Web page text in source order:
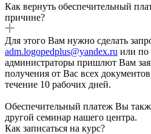
Как вернуть обеспечительный
причине?
Для этого Вам нужно сделать
adm.logopedplus@yandex.ru или по
администраторы пришлют Вам
получения от Вас всех
течение 10 рабочих дней.
Обеспечительный платеж Вы
другой семинар нашего центра.
Как записаться на курс?